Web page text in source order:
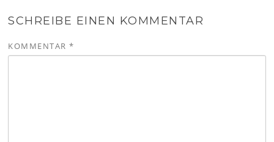
SCHREIBE EINEN KOMMENTAR
KOMMENTAR*